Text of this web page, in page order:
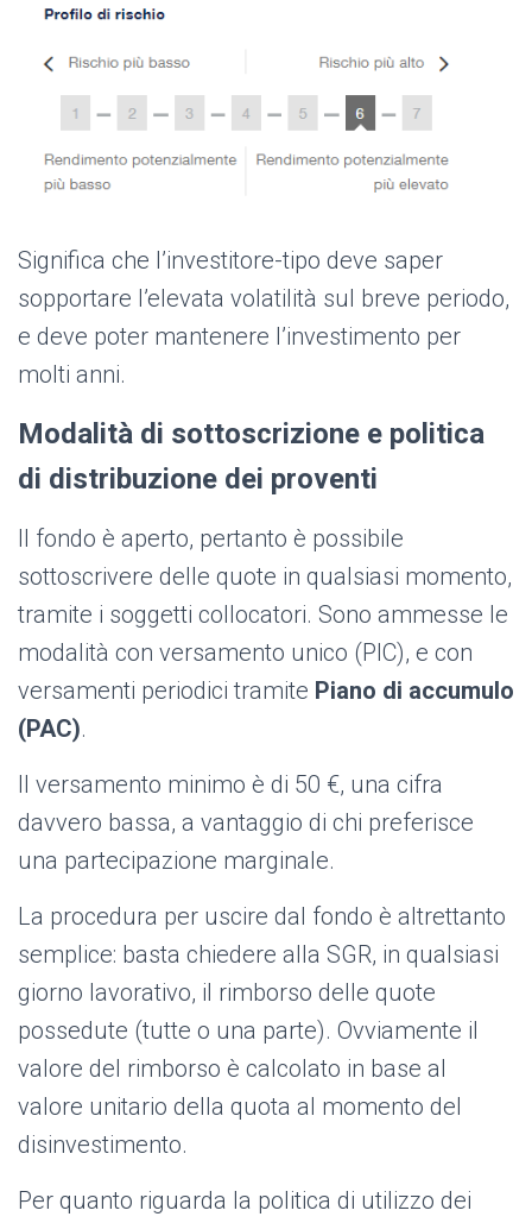
Significa che l’investitore-tipo deve saper
sopportare l’elevata volatilità sul breve periodo,
e deve poter mantenere l’investimento per
molti anni.
Modalità di sottoscrizione e politica
di distribuzione dei proventi
Il fondo è aperto, pertanto è possibile
sottoscrivere delle quote in qualsiasi momento,
tramite i soggetti collocatori. Sono ammesse le
modalità con versamento unico (PIC), e con
versamenti periodici tramite Piano di accumulo
(PAC).
Il versamento minimo è di 50 €, una cifra
davvero bassa, a vantaggio di chi preferisce
una partecipazione marginale.
La procedura per uscire dal fondo è altrettanto
semplice: basta chiedere alla SGR, in qualsiasi
giorno lavorativo, il rimborso delle quote
possedute (tutte o una parte). Ovviamente il
valore del rimborso è calcolato in base al
valore unitario della quota al momento del
disinvestimento.
Per quanto riguarda la politica di utilizzo dei